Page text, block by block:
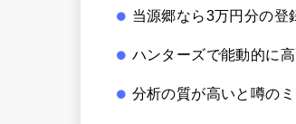
当源郷なら3万円分の登
ハンターズで能動的に
分析の質が高いと噂の